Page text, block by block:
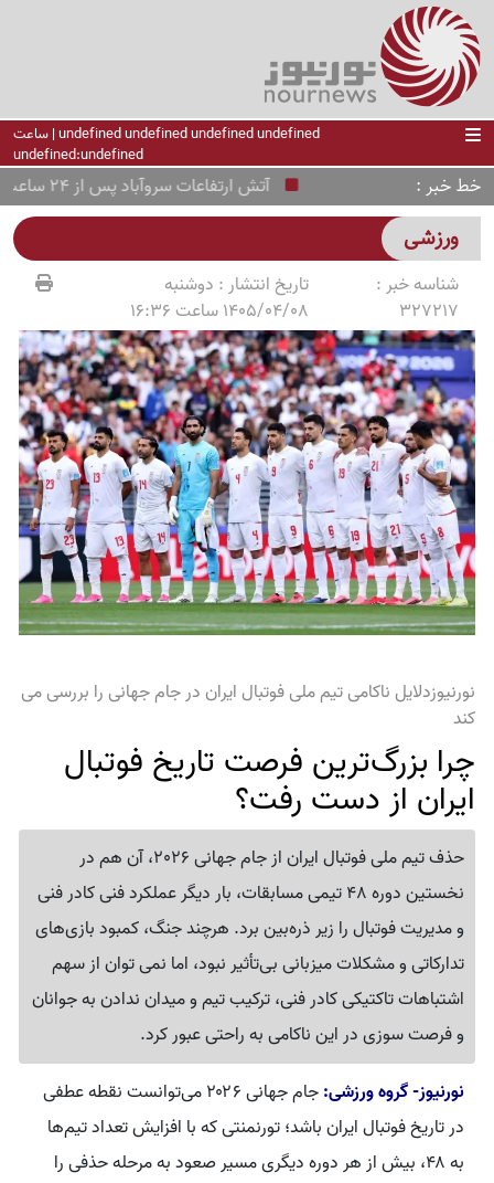
undefined undefined undefined undefined | ساعت
undefined:undefined
خط خبر آتش ارتفاعات سروآباد پس از 24 ساعت مهار شد
ورزشی
شناسه خبر :
327217
تاریخ انتشار : دوشنبه
1405/04/08 ساعت 16:36
نورنیوزدلایل ناکامی تیم ملی فوتبال ایران در جام جهانی را بررسی می
کند
چرا بزرگ‌ترین فرصت تاریخ فوتبال
ایران از دست رفت؟
حذف تیم ملی فوتبال ایران از جام جهانی 2026، آن هم در
نخستین دوره 48 تیمی مسابقات، بار دیگر عملکرد فنی کادر فنی
و مدیریت فوتبال را زیر ذره‌بین برد. هرچند جنگ، کمبود بازی‌های
تدارکاتی و مشکلات میزبانی بی‌تأثیر نبود، اما نمی توان از سهم
اشتباهات تاکتیکی کادر فنی، ترکیب تیم و میدان ندادن به جوانان
و فرصت سوزی در این ناکامی به راحتی عبور کرد.
نورنیوز- گروه ورزشی:
جام جهانی ۲۰۲۶ می‌توانست نقطه عطفی
در تاریخ فوتبال ایران باشد؛ تورنمنتی که با افزایش تعداد تیم‌ها
به ۴۸، بیش از هر دوره دیگری مسیر صعود به مرحله حذفی را